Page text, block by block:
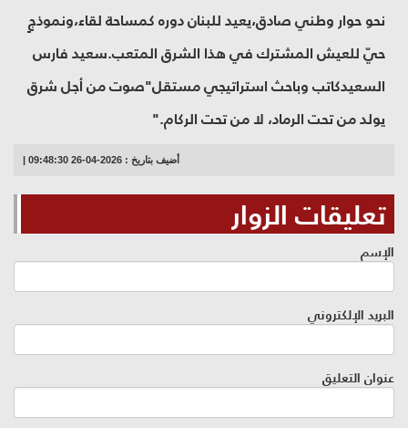
نحو حوار وطني صادق،يعيد للبنان دوره كمساحة لقاء،ونموذجٍ
حيّ للعيش المشترك في هذا الشرق المتعب.سعيد فارس
السعيدكاتب وباحث استراتيجي مستقل"صوت من أجل شرق
يولد من تحت الرماد، لا من تحت الركام."
أضيف بتاريخ : 2026-04-26 09:48:30 |
تعليقات الزوار
الإسم
البريد الإلكتروني
عنوان التعليق